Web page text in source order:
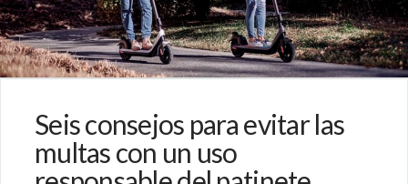
Seis consejos para evitar las
multas con un uso